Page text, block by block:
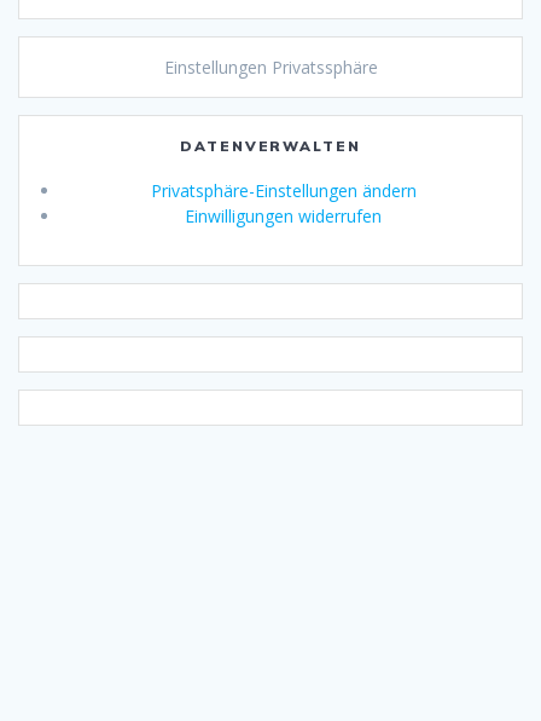
Einstellungen Privatssphäre
DATENVERWALTEN
Privatsphäre-Einstellungen ändern
Einwilligungen widerrufen